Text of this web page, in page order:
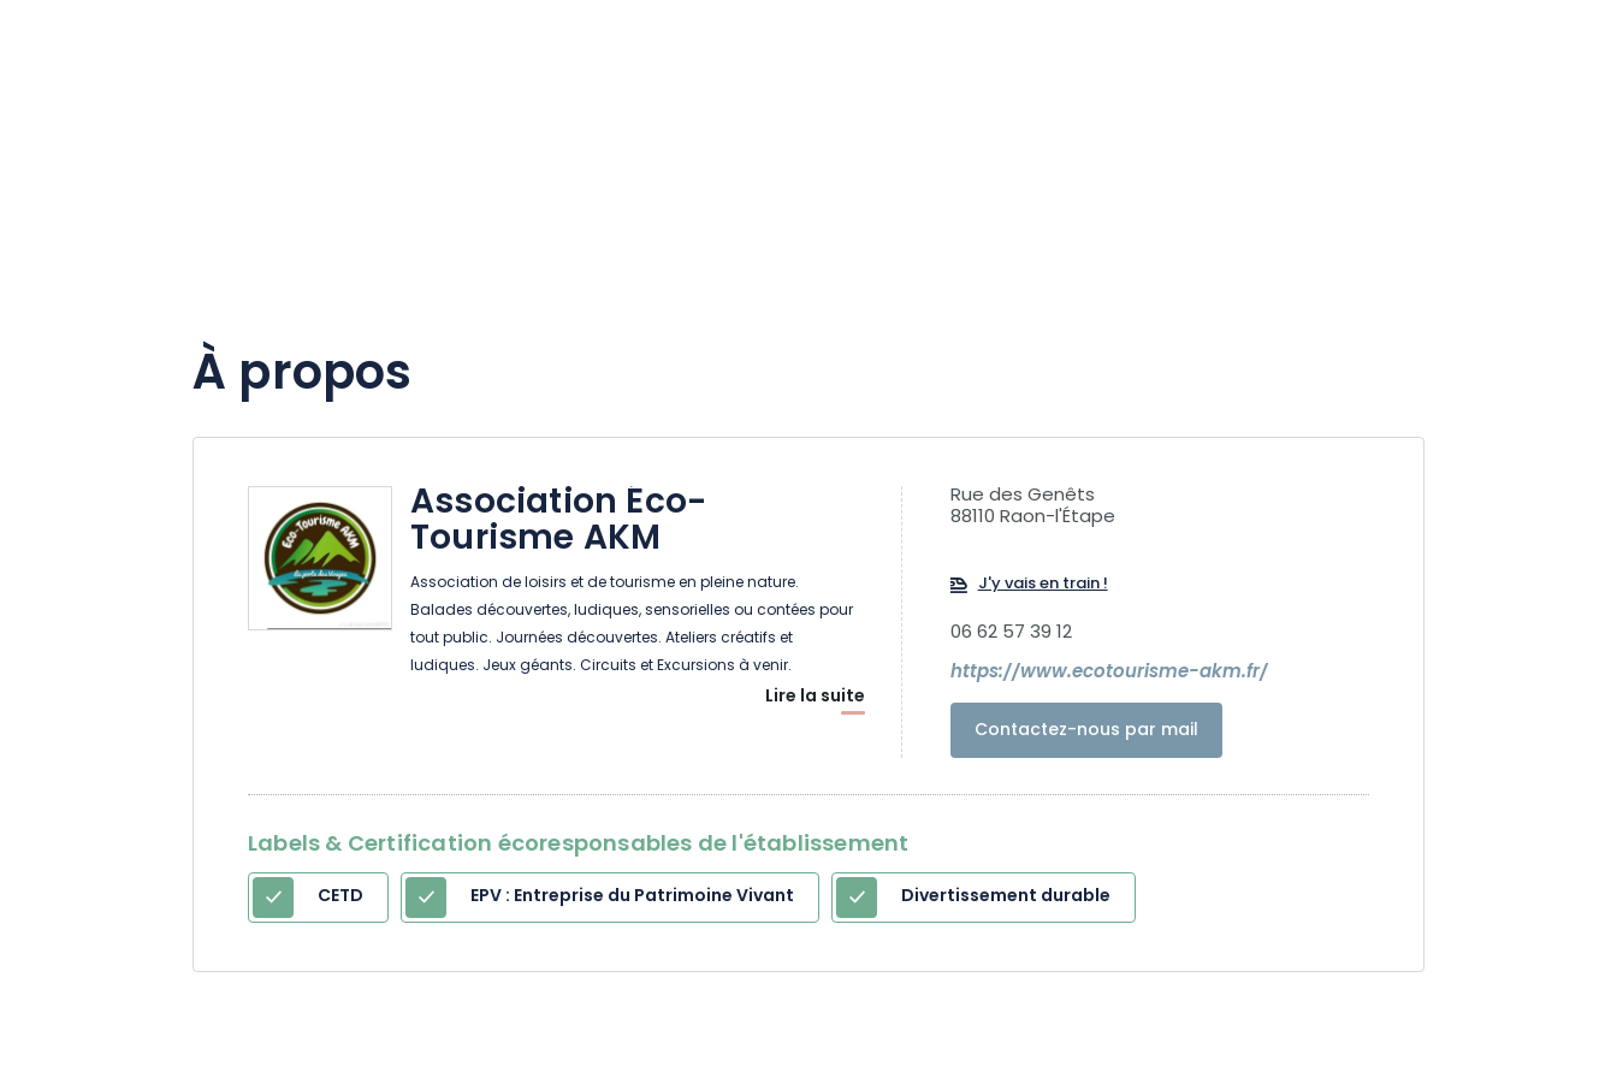
À propos
Association Éco-
Tourisme AKM
Association de loisirs et de tourisme en pleine nature.
Balades découvertes, ludiques, sensorielles ou contées pour
tout public. Journées découvertes. Ateliers créatifs et
ludiques. Jeux géants. Circuits et Excursions à venir.
Lire la suite
Rue des Genêts
88110 Raon-l'Étape
J'y vais en train !
06 62 57 39 12
https://www.ecotourisme-akm.fr/
Contactez-nous par mail
Labels & Certification écoresponsables de l'établissement
CETD EPV : Entreprise du Patrimoine Vivant Divertissement durable